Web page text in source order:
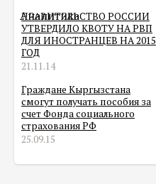
Аналитика
ПРАВИТЕЛЬСТВО РОССИИ
УТВЕРДИЛО КВОТУ НА РВП
ДЛЯ ИНОСТРАНЦЕВ НА 2015
ГОД
21.11.14
Граждане Кыргызстана
смогут получать пособия за
счет Фонда социального
страхования РФ
25.09.15